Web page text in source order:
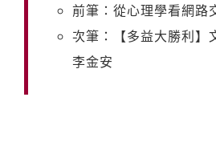
前筆：從心理學看網路
次筆：【多益大勝利】
李金安